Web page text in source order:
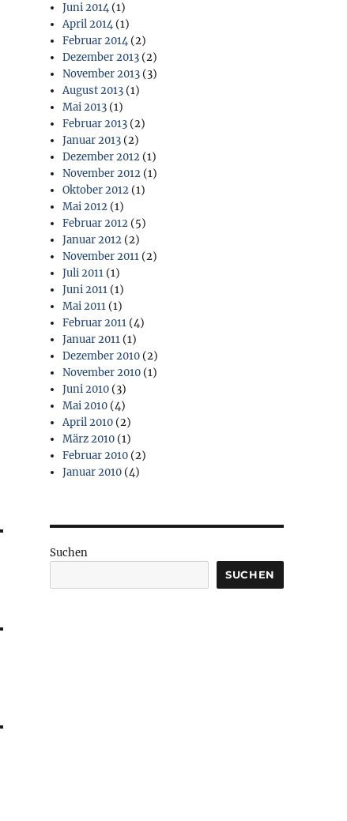
Juni 2014 (1)
April 2014 (1)
Februar 2014 (2)
Dezember 2013 (2)
November 2013 (3)
August 2013 (1)
Mai 2013 (1)
Februar 2013 (2)
Januar 2013 (2)
Dezember 2012 (1)
November 2012 (1)
Oktober 2012 (1)
Mai 2012 (1)
Februar 2012 (5)
Januar 2012 (2)
November 2011 (2)
Juli 2011 (1)
Juni 2011 (1)
Mai 2011 (1)
Februar 2011 (4)
Januar 2011 (1)
Dezember 2010 (2)
November 2010 (1)
Juni 2010 (3)
Mai 2010 (4)
April 2010 (2)
März 2010 (1)
Februar 2010 (2)
Januar 2010 (4)
Suchen
SUCHEN